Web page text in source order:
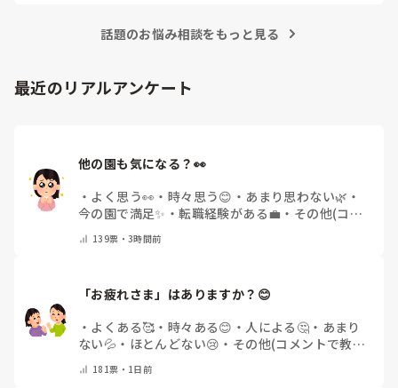
ン(お茶を飲んだり)を入れたりしています。
話題のお悩み相談をもっと見る
最近のリアルアンケート
他の園も気になる？👀
・ よく思う👀 ・ 時々思う😊 ・ あまり思わない🌿 ・
今の園で満足✨ ・転職経験がある💼 ・ その他(コメ
139票・3時間前
「お疲れさま」はありますか？😊
・ よくある🥰 ・ 時々ある😊 ・ 人による🤔 ・ あまり
ない💦 ・ ほとんどない😢 ・ その他(コメントで教え
181票・ 1日前